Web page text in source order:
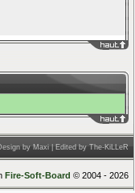
____
____
by Maxi | Edited by The-KiLLeR
Fire-Soft-Board © 2004 - 2026